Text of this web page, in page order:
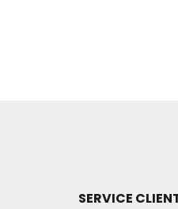
SERVICE